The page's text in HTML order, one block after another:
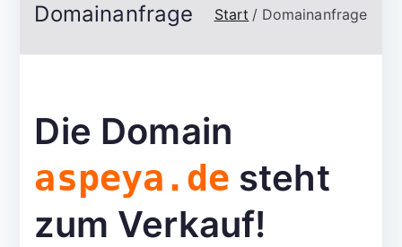
Domainanfrage Start Domainanfrage
Die Domain
aspeya.de steht
zum Verkauf!